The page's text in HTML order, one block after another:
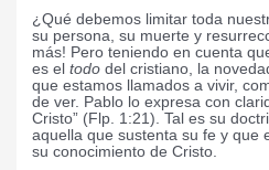
¿Qué debemos limitar toda
su persona, su muerte y
más! Pero teniendo en cuenta
es eltodo del cristiano, la
que estamos llamados a vivir,
de ver. Pablo lo expresa con
Cristo” (Flp. 1:21). Tal es su
aquella que sustenta su fe y que
su conocimiento de Cristo.